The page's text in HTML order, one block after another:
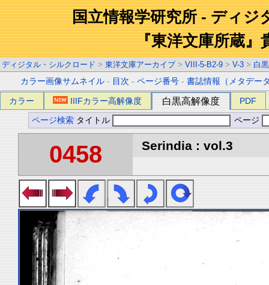
国立情報学研究所 - ディジ
『東洋文庫所蔵』
ディジタル・シルクロード > 東洋文庫アーカイブ > VIII-5-B2-9 > V-3 > 白
カラー画像サムネイル - 目次 -ページ番号 -書誌情報（メタデー
カラー IIIFカラー高解像度 白黒高解像度 PDF
ページ検索 タイトル ページ
0458 Serindia : vol.3